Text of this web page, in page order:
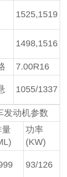
1525,1519
1498,1516
7.00R16
1055/1337
发动机参数
量
功率
(KW)
93/126